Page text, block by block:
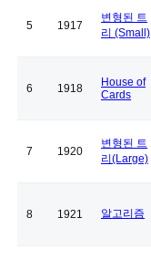
5 1917
변형된 트
리 (Small)
6 1918
House of
Cards
7 1920
변형된 트
리(Large)
8 1921 알고리즘